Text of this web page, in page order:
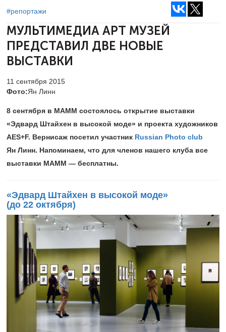
#репортажи
МУЛЬТИМЕДИА АРТ МУЗЕЙ
ПРЕДСТАВИЛ ДВЕ НОВЫЕ
ВЫСТАВКИ
11 сентября 2015
Фото:Ян Линн
8 сентября в МАММ состоялось открытие выставки
«Эдвард Штайхен в высокой моде» и проекта художников
AES+F. Вернисаж посетил участник Russian Photo club
Ян Линн. Напоминаем, что для членов нашего клуба все
выставки МАММ — бесплатны.
«Эдвард Штайхен в высокой моде»
(до 22 октября)